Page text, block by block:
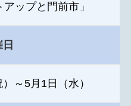
ップと門前市」
～5月1日（水）